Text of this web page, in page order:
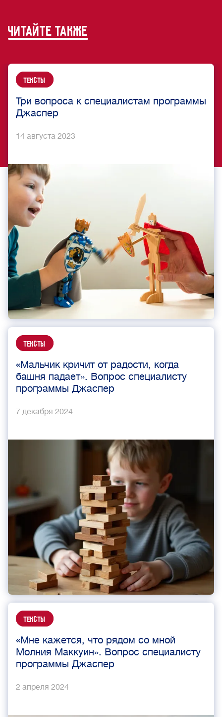
читайте также
Тексты
Три вопроса к специалистам программы
Джаспер
14 августа 2023
Тексты
«Мальчик кричит от радости, когда
башня падает». Вопрос специалисту
программы Джаспер
7 декабря 2024
Тексты
«Мне кажется, что рядом со мной
Молния Маккуин». Вопрос специалисту
программы Джаспер
2 апреля 2024